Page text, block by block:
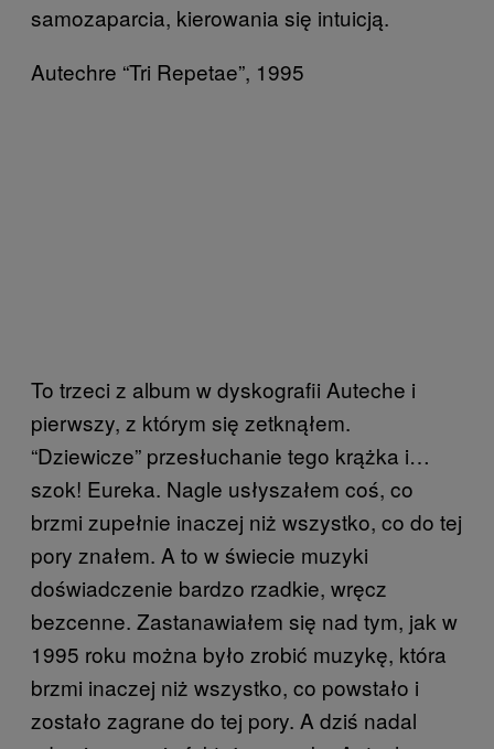
samozaparcia, kierowania się intuicją.
Autechre “Tri Repetae”, 1995
To trzeci z album w dyskografii Auteche i
pierwszy, z którym się zetknąłem.
“Dziewicze” przesłuchanie tego krążka i…
szok! Eureka. Nagle usłyszałem coś, co
brzmi zupełnie inaczej niż wszystko, co do tej
pory znałem. A to w świecie muzyki
doświadczenie bardzo rzadkie, wręcz
bezcenne. Zastanawiałem się nad tym, jak w
1995 roku można było zrobić muzykę, która
brzmi inaczej niż wszystko, co powstało i
zostało zagrane do tej pory. A dziś nadal